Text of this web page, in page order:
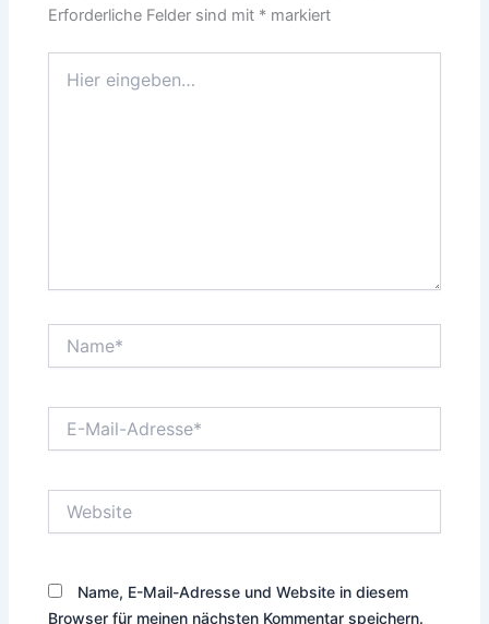
Erforderliche Felder sind mit * markiert
eingeben…
Mail-
Name, E-Mail-Adresse und Website in diesem
Browser für meinen nächsten Kommentar speichern.